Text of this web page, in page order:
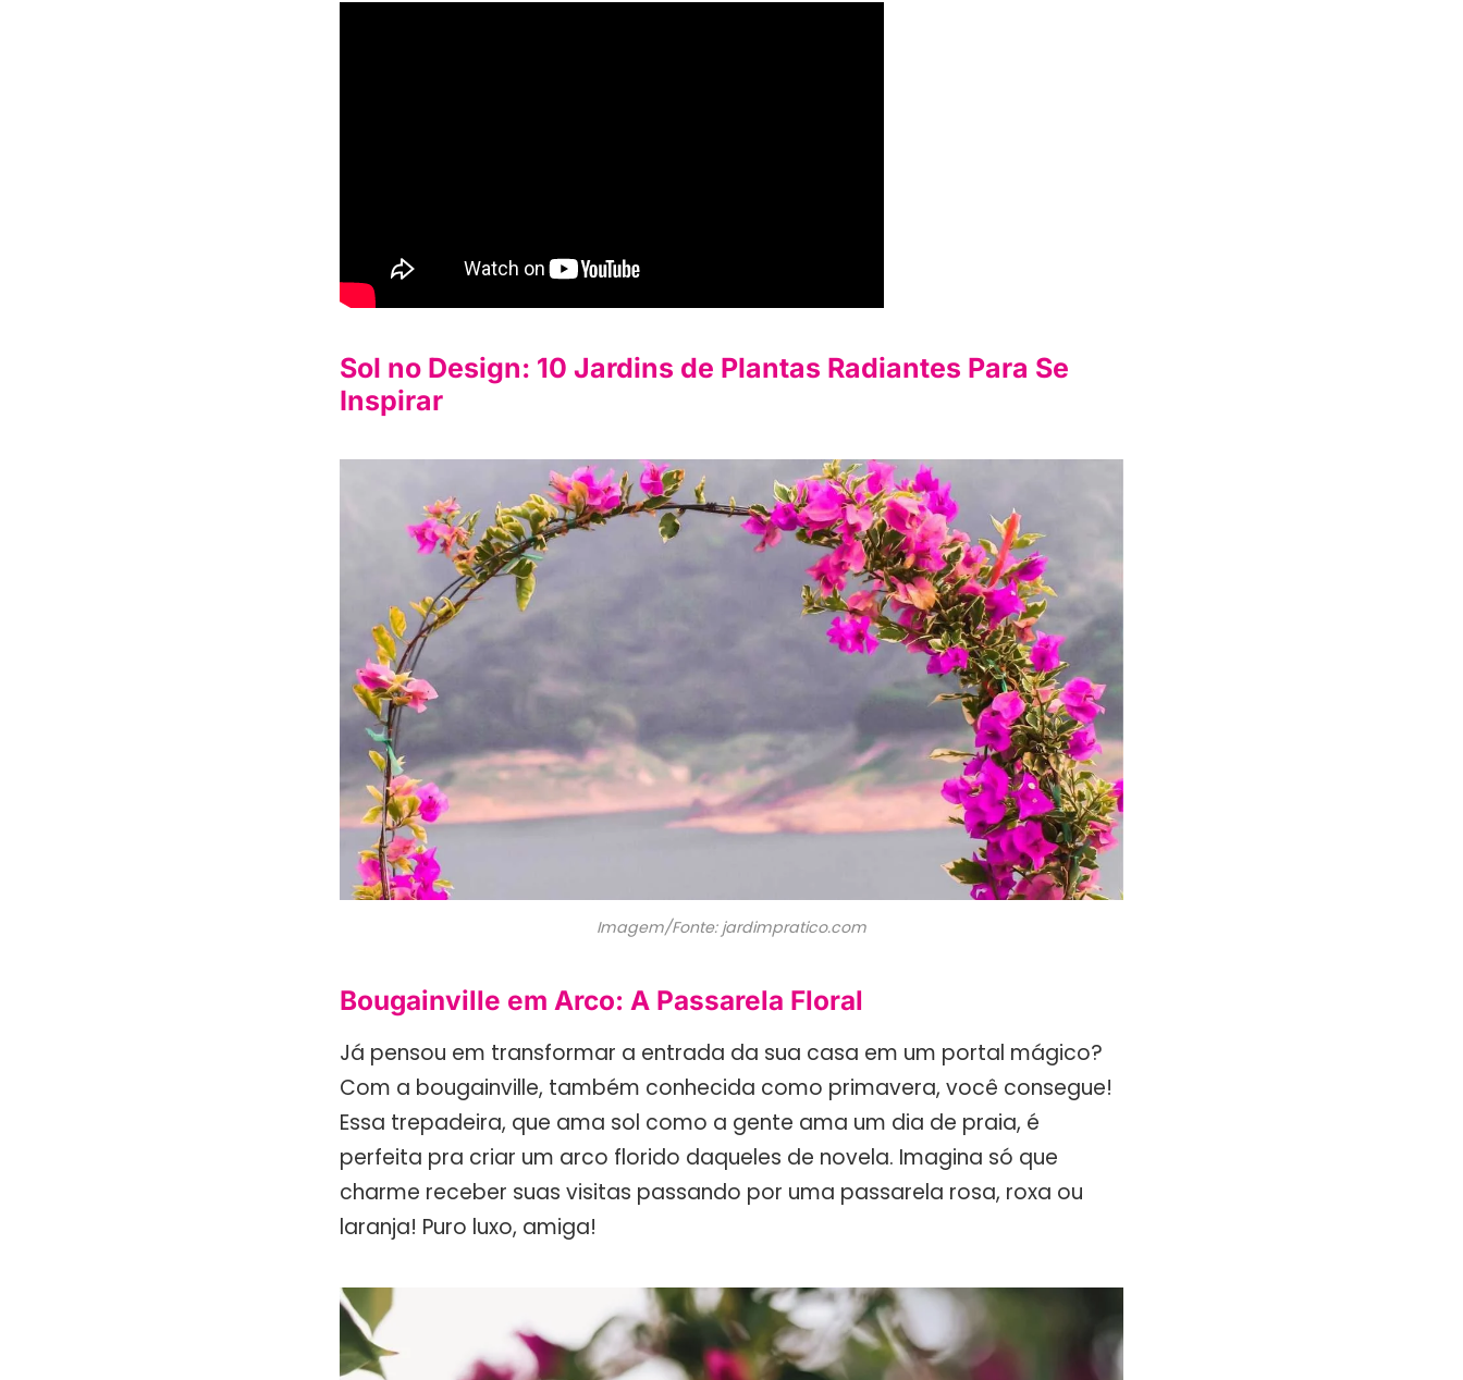
Sol no Design: 10 Jardins de Plantas Radiantes Para Se
Inspirar
Imagem/Fonte: jardimpratico.com
Bougainville em Arco: A Passarela Floral
Já pensou em transformar a entrada da sua casa em um portal mágico?
Com a bougainville, também conhecida como primavera, você consegue!
Essa trepadeira, que ama sol como a gente ama um dia de praia, é
perfeita pra criar um arco florido daqueles de novela. Imagina só que
charme receber suas visitas passando por uma passarela rosa, roxa ou
laranja! Puro luxo, amiga!